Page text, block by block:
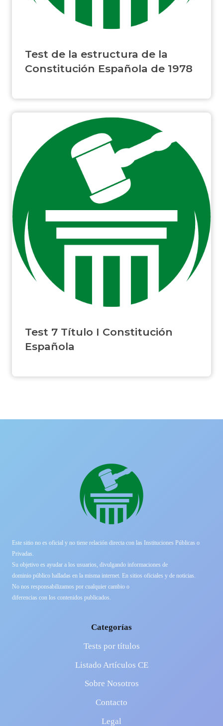
Test de la estructura de la
Constitución Española de 1978
Test 7 Título I Constitución
Española
Este sitio no es oficial y no tiene relación directa con las Instituciones Públicas o
Privadas.
Su objetivo es ayudar a los usuarios, divulgando informaciones de
dominio público halladas en la misma internet. En sitios oficiales y de noticias.
No nos responsabilizamos por cualquier cambio o
diferencias con los contenidos publicados.
Categorías
Tests por títulos
Listado Artículos CE
Sobre Nosotros
Contacto
Legal